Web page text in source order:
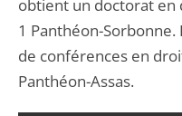
obtient un doctorat en
1 Panthéon-
de conférences en
Panthéon-Assas.